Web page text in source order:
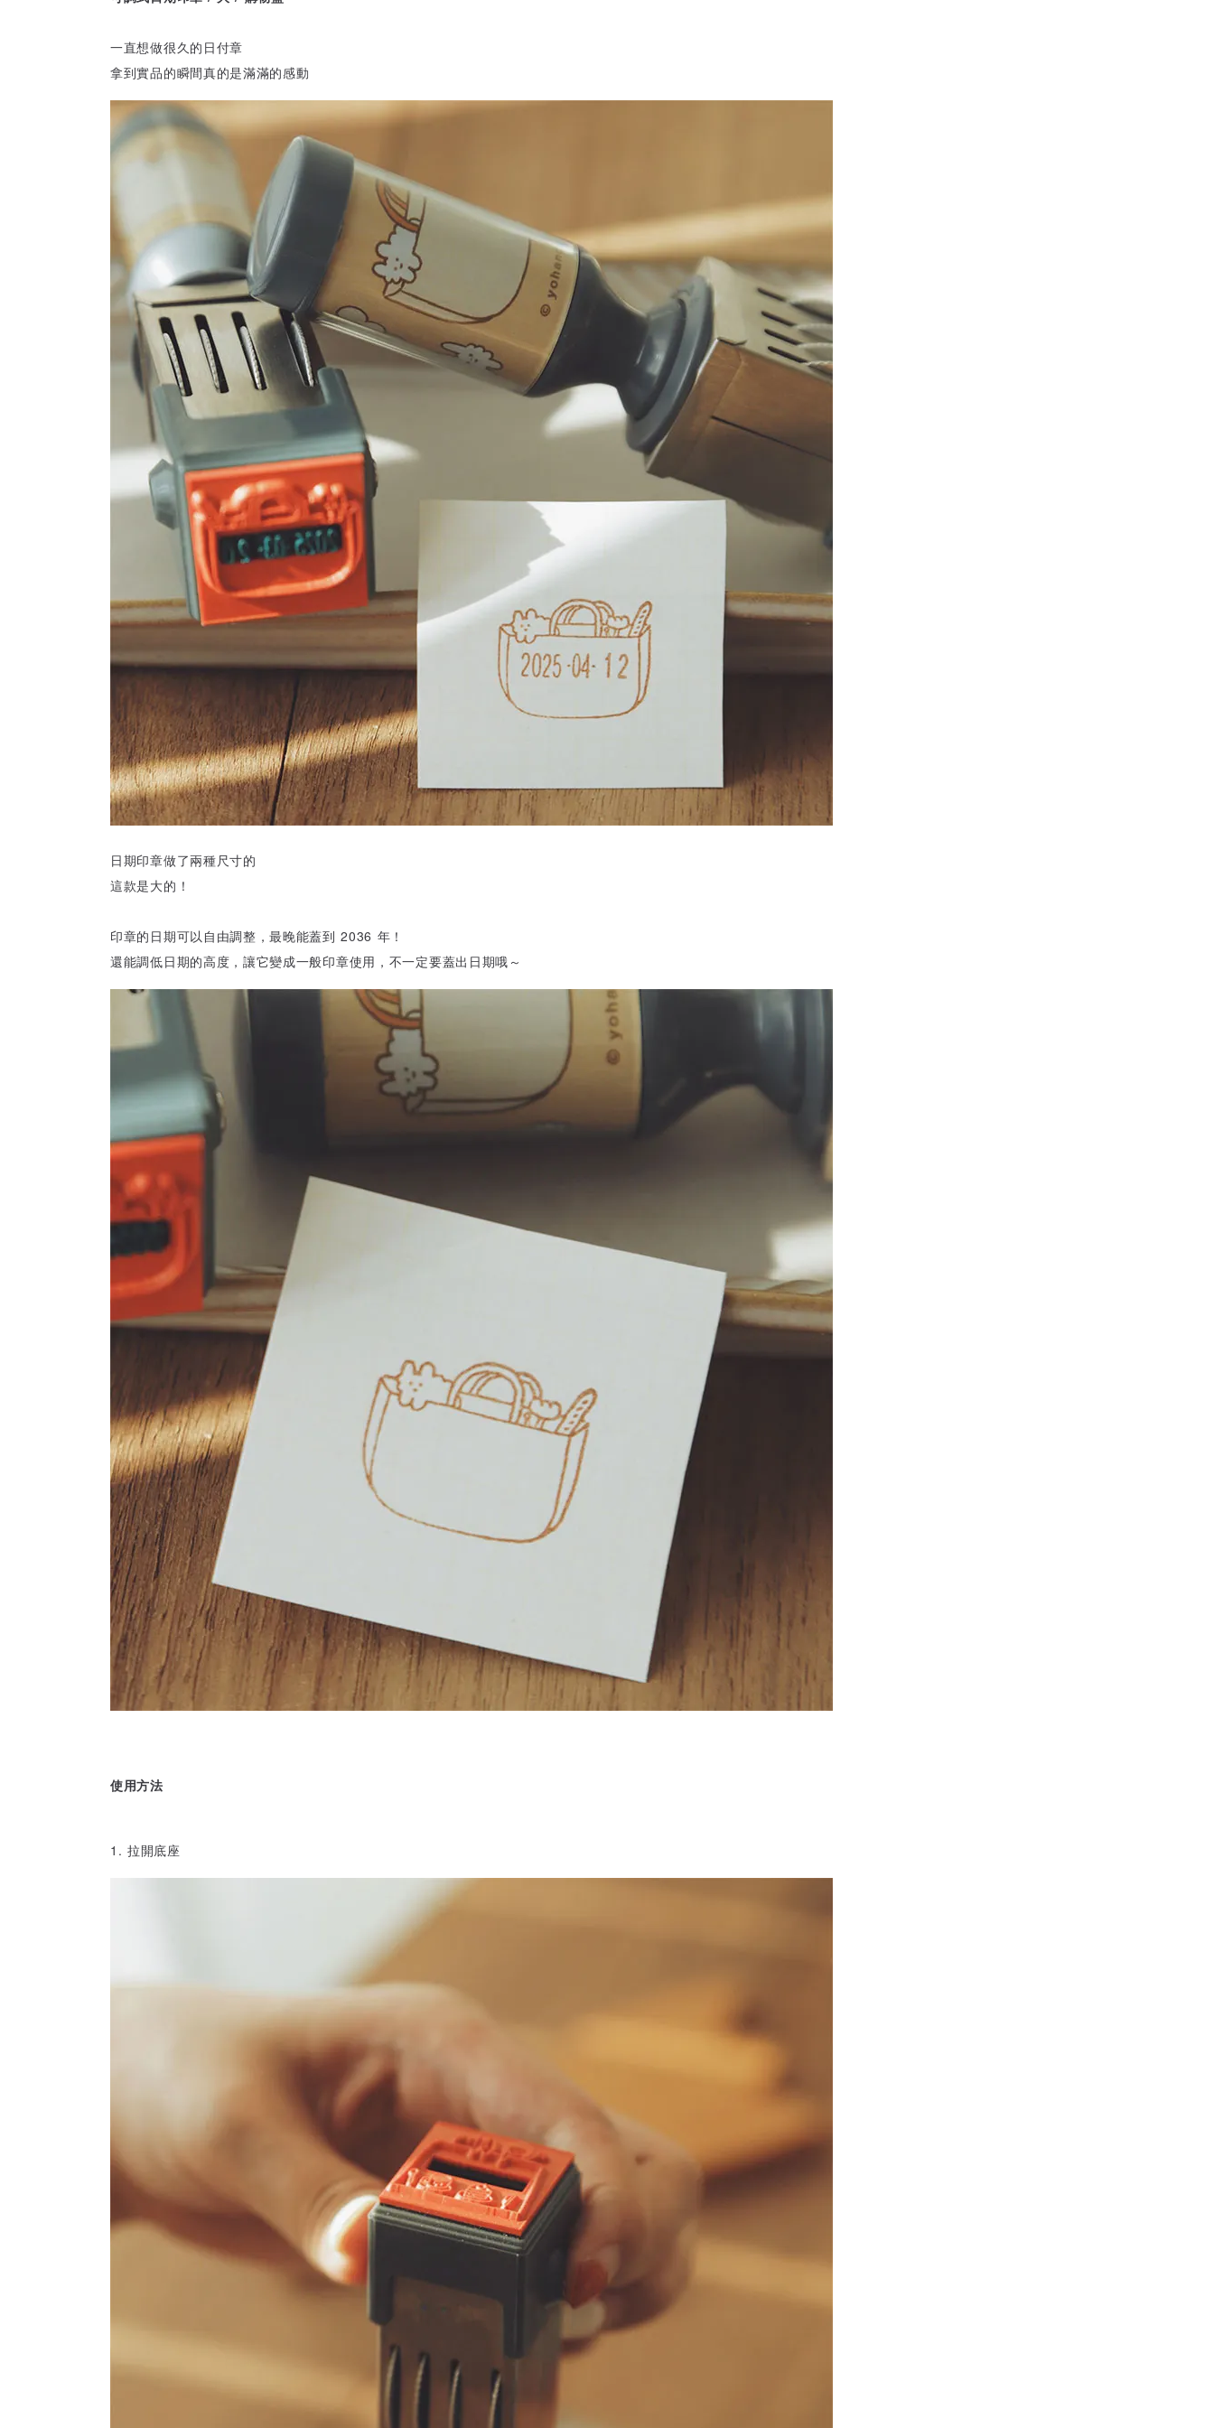
一直想做很久的日付章
拿到實品的瞬間真的是滿滿的感動
日期印章做了兩種尺寸的
這款是大的！
印章的日期可以自由調整，最晚能蓋到 2036 年！
還能調低日期的高度，讓它變成一般印章使用，不一定要蓋出日期哦～
使用方法
1. 拉開底座